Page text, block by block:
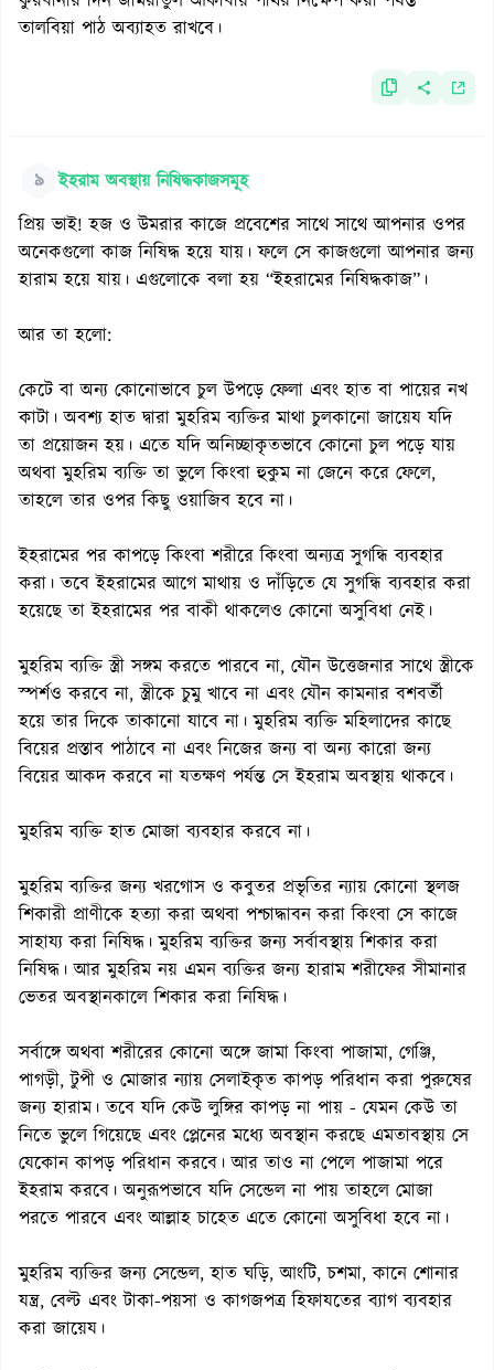
তালবিয়া পাঠ অব্যাহত রাখবে।
৯ ইহরাম অবস্থায় নিষিদ্ধকাজসমূহ
প্রিয় ভাই! হজ ও উমরার কাজে প্রবেশের সাথে সাথে আপনার ওপর
অনেকগুলো কাজ নিষিদ্ধ হয়ে যায়। ফলে সে কাজগুলো আপনার জন্য
হারাম হয়ে যায়। এগুলোকে বলা হয় “ইহরামের নিষিদ্ধকাজ”।
আর তা হলো:
কেটে বা অন্য কোনোভাবে চুল উপড়ে ফেলা এবং হাত বা পায়ের নখ
কাটা। অবশ্য হাত দ্বারা মুহরিম ব্যক্তির মাথা চুলকানো জায়েয যদি
তা প্রয়োজন হয়। এতে যদি অনিচ্ছাকৃতভাবে কোনো চুল পড়ে যায়
অথবা মুহরিম ব্যক্তি তা ভুলে কিংবা হুকুম না জেনে করে ফেলে,
তাহলে তার ওপর কিছু ওয়াজিব হবে না।
ইহরামের পর কাপড়ে কিংবা শরীরে কিংবা অন্যত্র সুগন্ধি ব্যবহার
করা। তবে ইহরামের আগে মাথায় ও দাঁড়িতে যে সুগন্ধি ব্যবহার করা
হয়েছে তা ইহরামের পর বাকী থাকলেও কোনো অসুবিধা নেই।
মুহরিম ব্যক্তি স্ত্রী সঙ্গম করতে পারবে না, যৌন উত্তেজনার সাথে স্ত্রীকে
স্পর্শও করবে না, স্ত্রীকে চুমু খাবে না এবং যৌন কামনার বশবর্তী
হয়ে তার দিকে তাকানো যাবে না। মুহরিম ব্যক্তি মহিলাদের কাছে
বিয়ের প্রস্তাব পাঠাবে না এবং নিজের জন্য বা অন্য কারো জন্য
বিয়ের আকদ করবে না যতক্ষণ পর্যন্ত সে ইহরাম অবস্থায় থাকবে।
মুহরিম ব্যক্তি হাত মোজা ব্যবহার করবে না।
মুহরিম ব্যক্তির জন্য খরগোস ও কবুতর প্রভৃতির ন্যায় কোনো স্থলজ
শিকারী প্রাণীকে হত্যা করা অথবা পশ্চাদ্ধাবন করা কিংবা সে কাজে
সাহায্য করা নিষিদ্ধ। মুহরিম ব্যক্তির জন্য সর্বাবস্থায় শিকার করা
নিষিদ্ধ। আর মুহরিম নয় এমন ব্যক্তির জন্য হারাম শরীফের সীমানার
ভেতর অবস্থানকালে শিকার করা নিষিদ্ধ।
সর্বাঙ্গে অথবা শরীরের কোনো অঙ্গে জামা কিংবা পাজামা, গেঞ্জি,
পাগড়ী, টুপী ও মোজার ন্যায় সেলাইকৃত কাপড় পরিধান করা পুরুষের
জন্য হারাম। তবে যদি কেউ লুঙ্গির কাপড় না পায় - যেমন কেউ তা
নিতে ভুলে গিয়েছে এবং প্লেনের মধ্যে অবস্থান করছে এমতাবস্থায় সে
যেকোন কাপড় পরিধান করবে। আর তাও না পেলে পাজামা পরে
ইহরাম করবে। অনুরূপভাবে যদি সেন্ডেল না পায় তাহলে মোজা
পরতে পারবে এবং আল্লাহ চাহেত এতে কোনো অসুবিধা হবে না।
মুহরিম ব্যক্তির জন্য সেন্ডেল, হাত ঘড়ি, আংটি, চশমা, কানে শোনার
যন্ত্র, বেল্ট এবং টাকা-পয়সা ও কাগজপত্র হিফাযতের ব্যাগ ব্যবহার
করা জায়েয।